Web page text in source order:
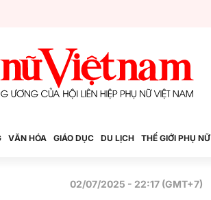
VĂN HÓA GIÁO DỤC DU LỊCH THẾ GIỚI PHỤ NỮ
02/07/2025 - 22:17 (GMT+7)